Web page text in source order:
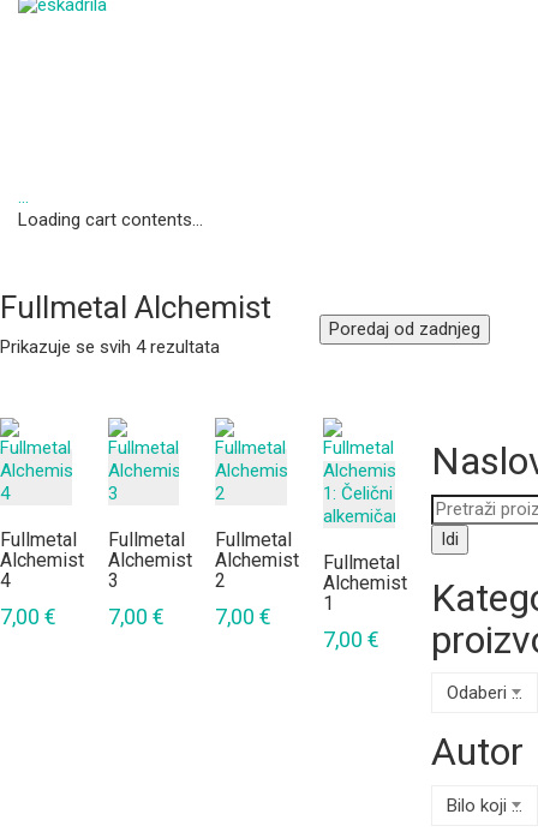
Loading cart contents...
Fullmetal Alchemist
Prikazuje se svih 4 rezultata
Poredaj od zadnjeg
Fullmetal
Alchemist
4
7,00 €
Fullmetal
Alchemist
3
7,00 €
Fullmetal
Alchemist
2
7,00€
Fullmetal
Alchemist
1
7,00 €
Pretraži:
Idi
Odaberi kategoriju
Autor
Bilo koji Autor